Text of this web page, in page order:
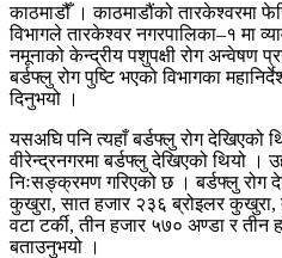
काठमाडौँ । काठमाडौंको तारकेश्वरमा
विभागले तारकेश्वर नगरपालिका–१ मा
नमूनाको केन्द्रीय पशुपक्षी रोग अन्वेषण
बर्डफ्लु रोग पुष्टि भएको विभागका
दिनुभयो ।
यसअघि पनि त्यहाँ बर्डफ्लु रोग देखिएको
वीरेन्द्रनगरमा बर्डफ्लु देखिएको थियो ।
निःसङ्क्रमण गरिएको छ । बर्डफ्लु रोग
कुखुरा, सात हजार २३६ ब्रोइलर
वटा टर्की, तीन हजार ५७० अण्डा र तीन
बताउनुभयो ।